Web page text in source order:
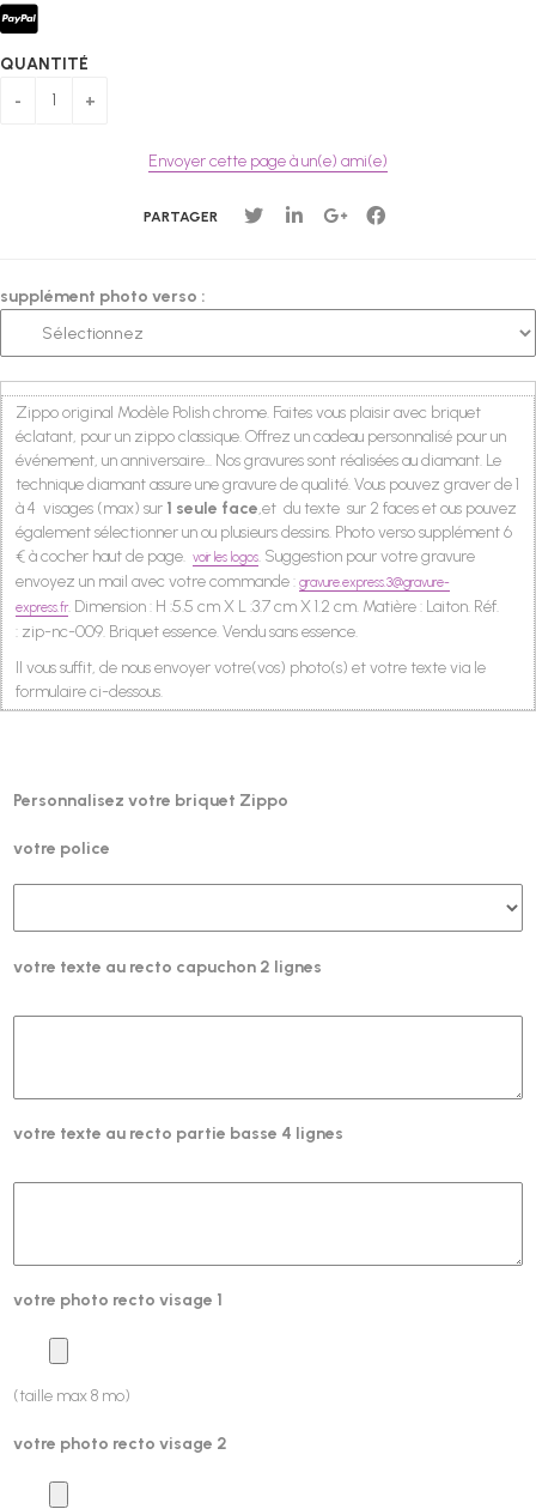
QUANTITÉ
Envoyer cette page à un(e) ami(e)
PARTAGER
supplément photo verso :
Zippo original Modèle Polish chrome. Faites vous plaisir avec briquet
éclatant, pour un zippo classique. Offrez un cadeau personnalisé pour un
événement, un anniversaire... Nos gravures sont réalisées au diamant. Le
technique diamant assure une gravure de qualité.Vous pouvez graver de 1
à 4 visages (max) sur 1 seule face,et du texte sur 2 faces et ous pouvez
également sélectionner un ou plusieurs dessins. Photo verso supplément 6
€ à cocher haut de page. voir les logos. Suggestion pour votre gravure
envoyez un mail avec votre commande :gravure.express.3@gravure-
express.fr. Dimension : H :5.5 cm X L :3.7 cm X 1.2 cm. Matière : Laiton. Réf.
: zip-nc-009. Briquet essence. Vendu sans essence.
Il vous suffit, de nous envoyer votre(vos) photo(s) et votre texte via le
formulaire ci-dessous.
Personnalisez votre briquet Zippo
votre police
votre texte au recto capuchon 2 lignes
votre texte au recto partie basse 4 lignes
votre photo recto visage 1
(taille max 8 mo)
votre photo recto visage 2